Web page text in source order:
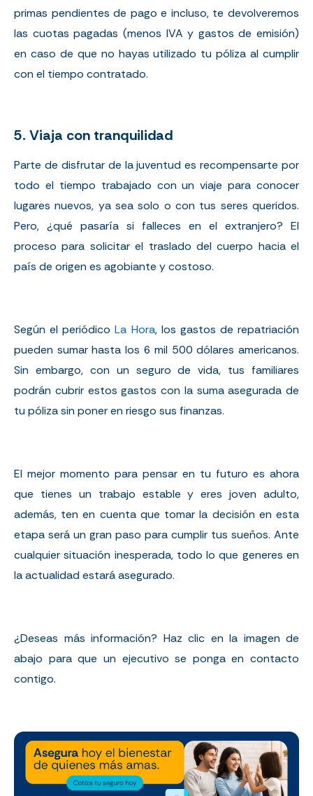
primas pendientes de pago e incluso, te devolveremos
las cuotas pagadas (menos IVA y gastos de emisión)
en caso de que no hayas utilizado tu póliza al cumplir
con el tiempo contratado.
5. Viaja con tranquilidad
Parte de disfrutar de la juventud es recompensarte por
todo el tiempo trabajado con un viaje para conocer
lugares nuevos, ya sea solo o con tus seres queridos.
Pero, ¿qué pasaría si falleces en el extranjero? El
proceso para solicitar el traslado del cuerpo hacia el
país de origen es agobiante y costoso.
Según el periódicoLa Hora, los gastos de repatriación
pueden sumar hasta los 6 mil 500 dólares americanos.
Sin embargo, con un seguro de vida, tus familiares
podrán cubrir estos gastos con la suma asegurada de
tu póliza sin poner en riesgo sus finanzas.
El mejor momento para pensar en tu futuro es ahora
que tienes un trabajo estable y eres joven adulto,
además, ten en cuenta que tomar la decisión en esta
etapa será un gran paso para cumplir tus sueños. Ante
cualquier situación inesperada, todo lo que generes en
la actualidad estará asegurado.
¿Deseas más información? Haz clic en la imagen de
abajo para que un ejecutivo se ponga en contacto
contigo.